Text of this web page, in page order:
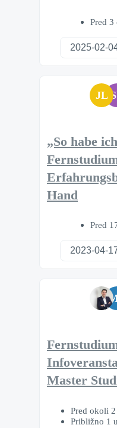
Pred 3
JL
„So habe
Hand
Pred
Master
Pred okoli 2
Približno 1